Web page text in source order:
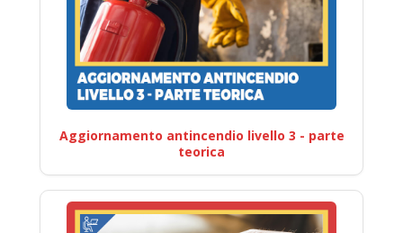
Aggiornamento antincendio livello 3 - parte
teorica